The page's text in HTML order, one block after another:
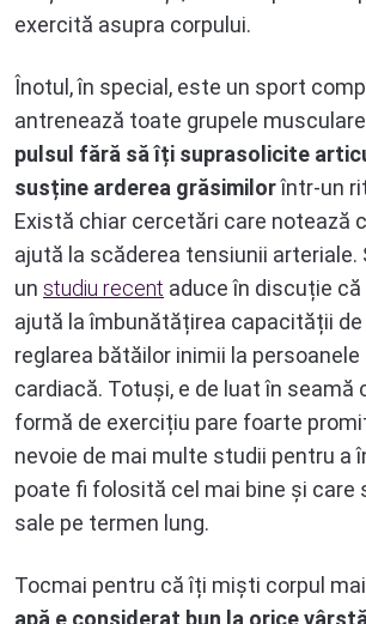
exercită asupra corpului.
Înotul, în special, este un sport
antrenează toate grupele
pulsul fără să îți suprasolicite
susține arderea grăsimilorîntr-un
Există chiar cercetări care notează
ajută la scăderea tensiunii arteriale.
un studiu recent aduce în discuție
ajută la îmbunătățirea capacității
reglarea bătăilor inimii la
cardiacă. Totuși, e de luat în seamă
formă de exercițiu pare foarte
nevoie de mai multe studii pentru a
poate fi folosită cel mai bine și care
sale pe termen lung.
Tocmai pentru că îți miști corpul